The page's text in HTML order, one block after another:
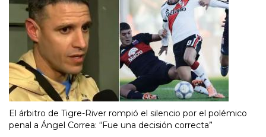
El árbitro de Tigre-River rompió el silencio por el polémico
penal a Ángel Correa: “Fue una decisión correcta”